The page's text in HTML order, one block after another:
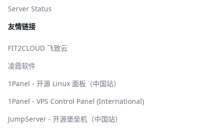
Server Status
友情链接
FIT2CLOUD 飞致云
凌霞软件
1Panel - 开源 Linux 面板（中国站）
1Panel - VPS Control Panel (International)
JumpServer - 开源堡垒机（中国站）